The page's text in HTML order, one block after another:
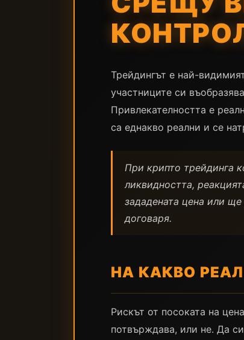
Трейдингът е най-
участниците си
Привлекателността е
са еднакво реални и се
При крипто трейдинга
ликвидността,
зададената цена или
договаря.
НА КАКВО
Рискът от посоката на
потвърждава, или не. Да